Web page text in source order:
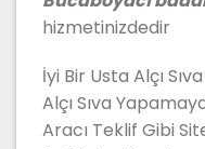
hizmetinizdedir
İyi Bir Usta Alçı
Alçı Sıva
Aracı Teklif Gibi